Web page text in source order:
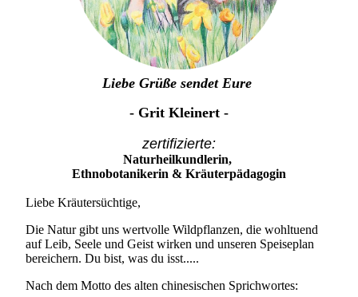
Liebe Grüße sendet Eure
- Grit Kleinert -
zertifizierte:
Naturheilkundlerin,
Ethnobotanikerin & Kräuterpädagogin
Liebe Kräutersüchtige,
Die Natur gibt uns wertvolle Wildpflanzen, die wohltuend
auf Leib, Seele und Geist wirken und unseren Speiseplan
bereichern. Du bist, was du isst.....
Nach dem Motto des alten chinesischen Sprichwortes: